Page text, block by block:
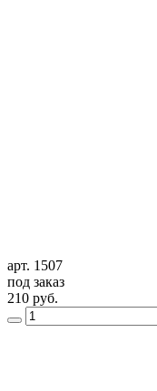
арт. 1507
под заказ
210 руб.